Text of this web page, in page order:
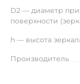
D2 — диаметр
поверхности
h — высота
Производитель